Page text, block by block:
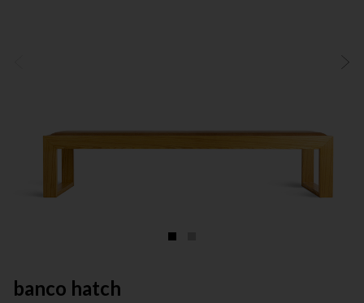
banco hatch